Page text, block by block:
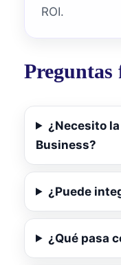
ROI.
Preguntas
¿Necesito
Business?
¿Puede
¿Qué pasa